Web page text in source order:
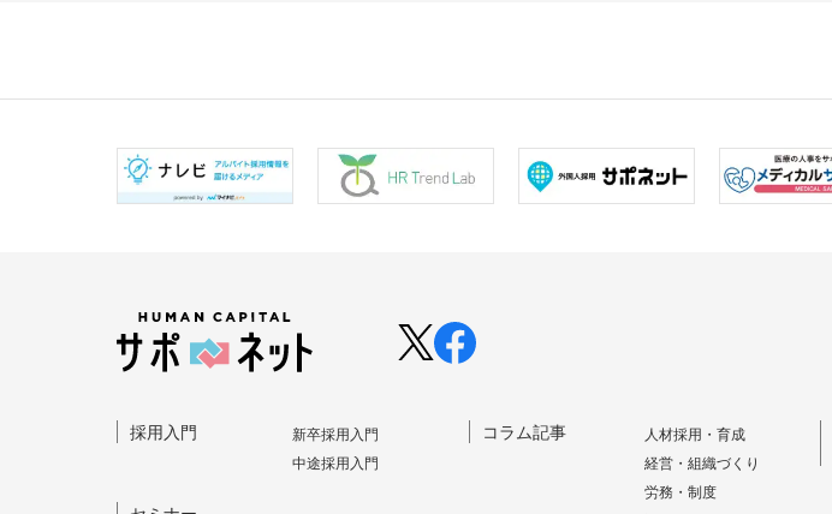
採⽤⼊⾨
新卒採⽤⼊⾨
中途採⽤⼊⾨
コラム記事
人材採用・育成
経営・組織づくり
労務・制度